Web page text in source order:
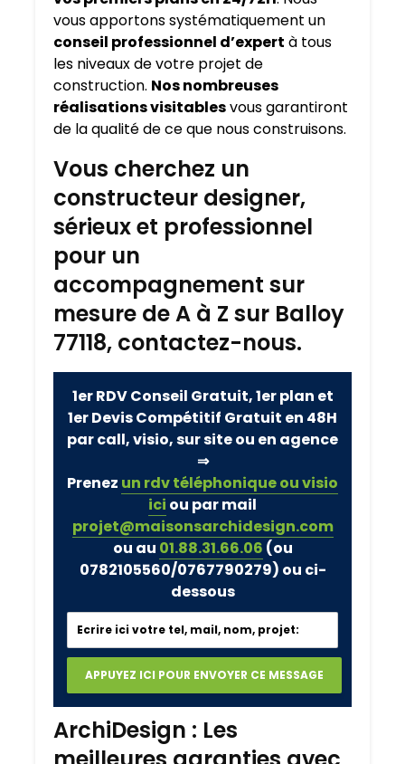
vous apportons systématiquement un
conseil professionnel d’expert à tous
les niveaux de votre projet de
construction. Nos nombreuses
réalisations visitablesvous garantiront
de la qualité de ce que nous construisons.
Vous cherchez un
constructeur designer,
sérieux et professionnel
pour un
accompagnement sur
mesure de A à Z sur Balloy
77118, contactez-nous.
1er RDV Conseil Gratuit, 1er plan et
1er Devis Compétitif Gratuit en 48H
par call, visio, sur site ou en agence
⇒
Prenez un rdv téléphonique ou visio
ici ou par mail
projet@maisonsarchidesign.com
ou au 01.88.31.66.06 (ou
0782105560/0767790279) ou ci-
dessous
ArchiDesign : Les